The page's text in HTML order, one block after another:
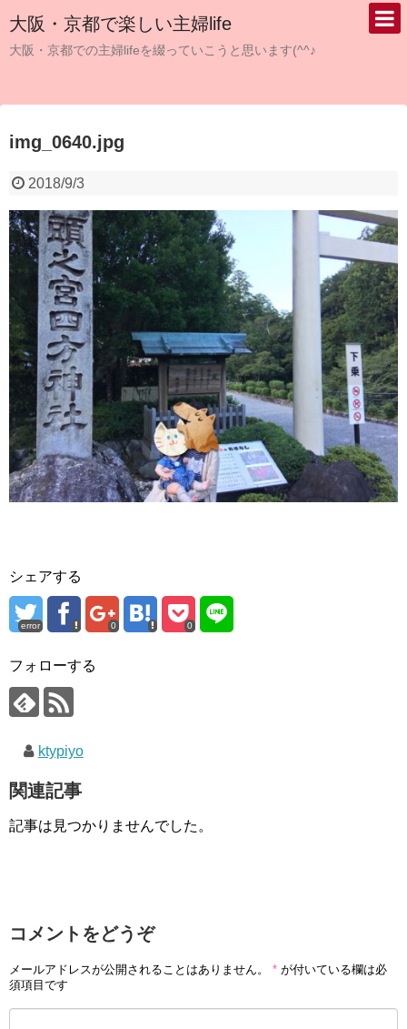
大阪・京都で楽しい主婦life
大阪・京都での主婦lifeを綴っていこうと思います(^^♪
img_0640.jpg
2018/9/3
シェアする
error 0 0
フォローする
ktypiyo
関連記事
記事は見つかりませんでした。
コメントをどうぞ
メールアドレスが公開されることはありません。 * が付いている欄は必
須項目です